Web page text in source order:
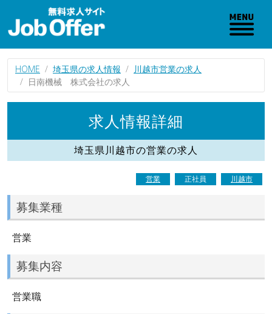
HOME 埼玉県の求人情報
川越市営業の求人
日南機械 株式会社の求人
求人情報詳細
埼玉県川越市の営業の求人
営業 正社員 川越市
募集業種
営業
募集内容
営業職